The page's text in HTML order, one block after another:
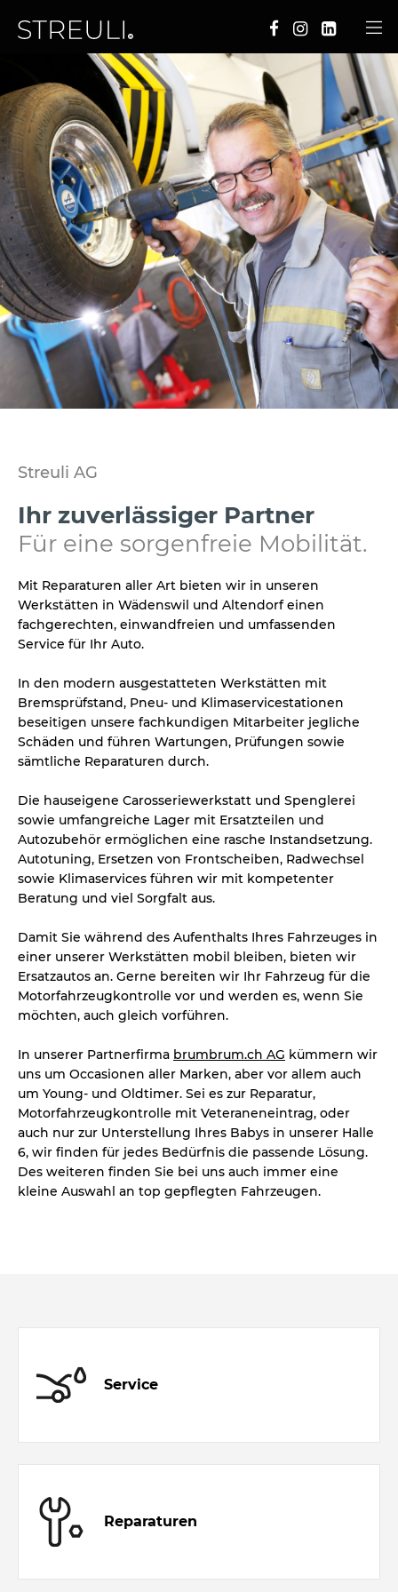
Streuli AG
Ihr zuverlässiger Partner
Für eine sorgenfreie Mobilität.
Mit Reparaturen aller Art bieten wir in unseren
Werkstätten in Wädenswil und Altendorf einen
fachgerechten, einwandfreien und umfassenden
Service für Ihr Auto.
In den modern ausgestatteten Werkstätten mit
Bremsprüfstand, Pneu- und Klimaservicestationen
beseitigen unsere fachkundigen Mitarbeiter jegliche
Schäden und führen Wartungen, Prüfungen sowie
sämtliche Reparaturen durch.
Die hauseigene Carosseriewerkstatt und Spenglerei
sowie umfangreiche Lager mit Ersatzteilen und
Autozubehör ermöglichen eine rasche Instandsetzung.
Autotuning, Ersetzen von Frontscheiben, Radwechsel
sowie Klimaservices führen wir mit kompetenter
Beratung und viel Sorgfalt aus.
Damit Sie während des Aufenthalts Ihres Fahrzeuges in
einer unserer Werkstätten mobil bleiben, bieten wir
Ersatzautos an. Gerne bereiten wir Ihr Fahrzeug für die
Motorfahrzeugkontrolle vor und werden es, wenn Sie
möchten, auch gleich vorführen.
In unserer Partnerfirma brumbrum.ch AG kümmern wir
uns um Occasionen aller Marken, aber vor allem auch
um Young- und Oldtimer. Sei es zur Reparatur,
Motorfahrzeugkontrolle mit Veteraneneintrag, oder
auch nur zur Unterstellung Ihres Babys in unserer Halle
6, wir finden für jedes Bedürfnis die passende Lösung.
Des weiteren finden Sie bei uns auch immer eine
kleine Auswahl an top gepflegten Fahrzeugen.
Service
Reparaturen